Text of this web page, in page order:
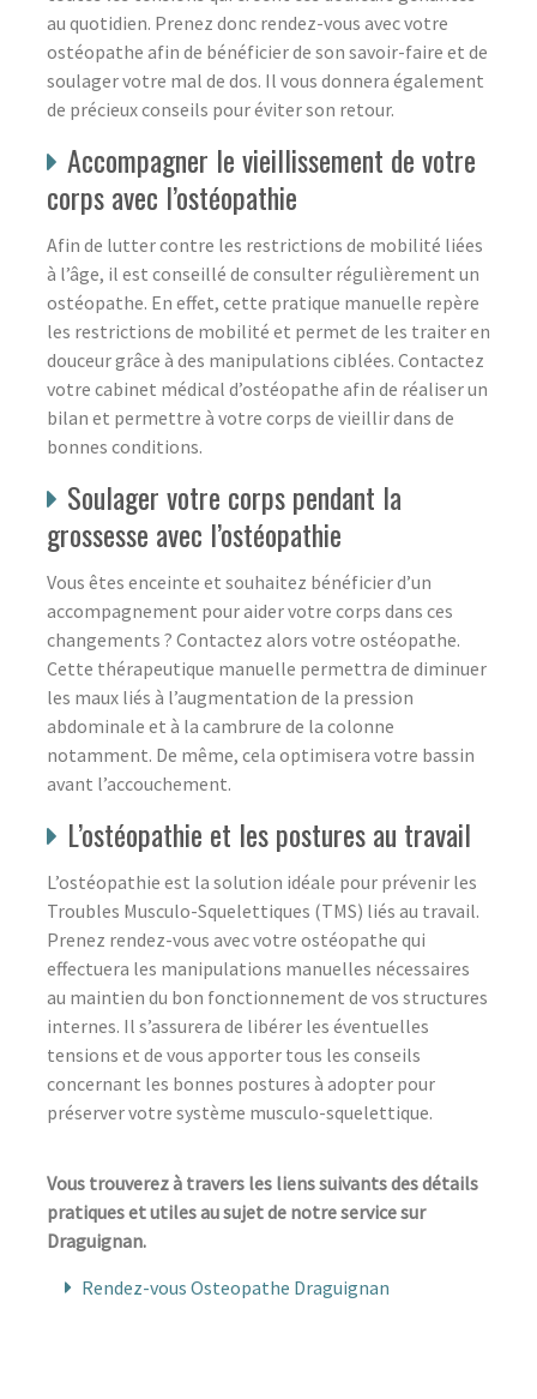
au quotidien. Prenez donc rendez-vous avec votre
ostéopathe afin de bénéficier de son savoir-faire et de
soulager votre mal de dos. Il vous donnera également
de précieux conseils pour éviter son retour.
Accompagner le vieillissement de votre
corps avec l’ostéopathie
Afin de lutter contre les restrictions de mobilité liées
à l’âge, il est conseillé de consulter régulièrement un
ostéopathe. En effet, cette pratique manuelle repère
les restrictions de mobilité et permet de les traiter en
douceur grâce à des manipulations ciblées. Contactez
votre cabinet médical d’ostéopathe afin de réaliser un
bilan et permettre à votre corps de vieillir dans de
bonnes conditions.
Soulager votre corps pendant la
grossesse avec l’ostéopathie
Vous êtes enceinte et souhaitez bénéficier d’un
accompagnement pour aider votre corps dans ces
changements ? Contactez alors votre ostéopathe.
Cette thérapeutique manuelle permettra de diminuer
les maux liés à l’augmentation de la pression
abdominale et à la cambrure de la colonne
notamment. De même, cela optimisera votre bassin
avant l’accouchement.
L’ostéopathie et les postures au travail
L’ostéopathie est la solution idéale pour prévenir les
Troubles Musculo-Squelettiques (TMS) liés au travail.
Prenez rendez-vous avec votre ostéopathe qui
effectuera les manipulations manuelles nécessaires
au maintien du bon fonctionnement de vos structures
internes. Il s’assurera de libérer les éventuelles
tensions et de vous apporter tous les conseils
concernant les bonnes postures à adopter pour
préserver votre système musculo-squelettique.
Vous trouverez à travers les liens suivants des détails
pratiques et utiles au sujet de notre service sur
Draguignan.
Rendez-vous Osteopathe Draguignan